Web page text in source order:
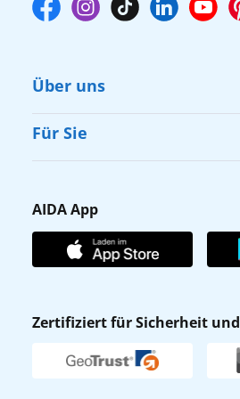
Über uns
Cruise & Help
Karriere
Affiliateprogramm
Verhaltens- & Ethikkodex
Newsletter
Für Sie
Gästefragebogen
AIDA Club
AIDA App
AIDA App
Zertifiziert für Sicherheit